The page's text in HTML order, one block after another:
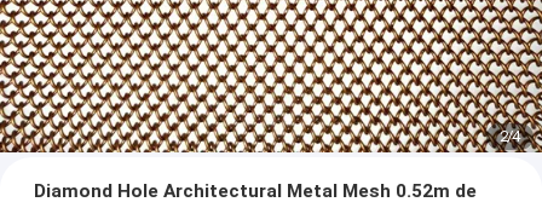
2/4
Diamond Hole Architectural Metal Mesh 0.52m de